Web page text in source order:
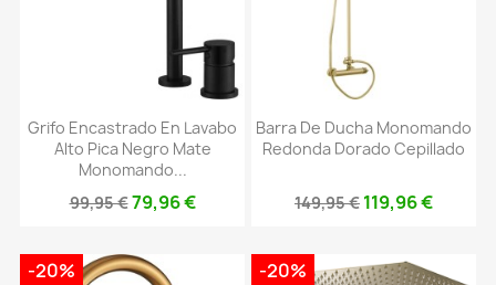
Grifo Encastrado En Lavabo
Alto Pica Negro Mate
Monomando...
99,95 €79,96 €
Barra De Ducha Monomando
Redonda Dorado Cepillado
149,95 € 119,96 €
-20% -20%